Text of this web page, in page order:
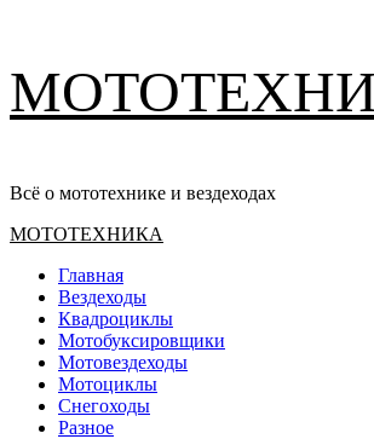
содержимому
Всё о мототехнике и вездеходах
Основное
МОТОТЕХНИКА
Главная
Вездеходы
Квадроциклы
Мотобуксировщики
Мотовездеходы
Мотоциклы
Снегоходы
Разное